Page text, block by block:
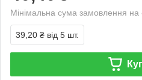
Мінімальна сума замовлення
39,20 ₴ від 5 шт.